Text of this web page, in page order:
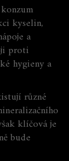
kyselin,
a
proti
hygieny a
různé
klíčová je
bude